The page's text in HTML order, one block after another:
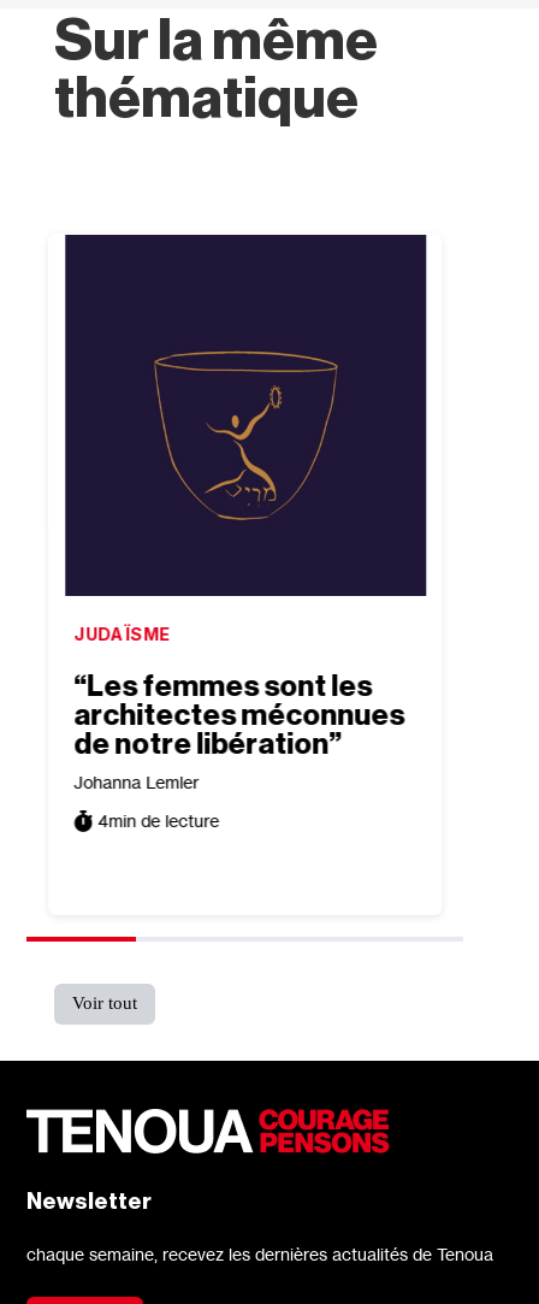
Sur la même
thématique
JUDAÏSME
“Les femmes sont les
architectes méconnues
de notre libération”
Johanna Lemler
4min de lecture
Voir tout
Newsletter
chaque semaine, recevez les dernières actualités de Tenoua